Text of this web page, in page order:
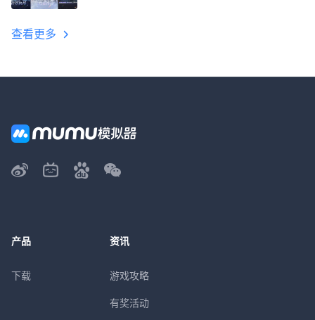
查看更多
产品
下载
资讯
游戏攻略
有奖活动